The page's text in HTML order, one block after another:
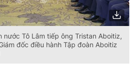
nước Tô Lâm tiếp ông Tristan Aboitiz,
đốc điều hành Tập đoàn Aboitiz